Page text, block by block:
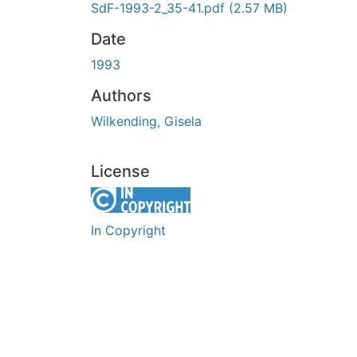
SdF-1993-2_35-41.pdf (2.57 MB)
Date
1993
Authors
Wilkending, Gisela
License
In Copyright